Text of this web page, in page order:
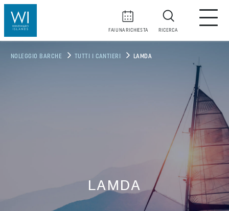
FAI UNA RICHIESTA RICERCA
NOLEGGIO BARCHE TUTTI I CANTIERI LAMDA
LAMDA